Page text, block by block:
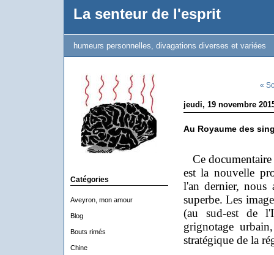
La senteur de l'esprit
humeurs personnelles, divagations diverses et variées
Catégories
Aveyron, mon amour
Blog
Bouts rimés
Chine
«
jeudi, 19 novembre
Au Royaume des
Ce documentaire
est la nouvelle
l'an dernier,
superbe. Les
(au sud-est de
grignotage
stratégique de la